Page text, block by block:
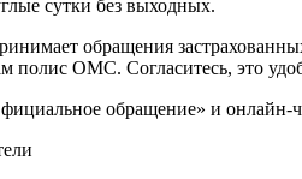
сутки без выходных.
обращения
полис ОМС. Согласитесь, это
обращение» и